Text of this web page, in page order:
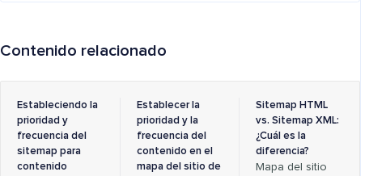
Contenido relacionado
Estableciendo la
prioridad y
frecuencia del
sitemap para
contenido
Establecer la
prioridad y la
frecuencia del
contenido en el
mapa del sitio de
Sitemap HTML
vs. Sitemap XML:
¿Cuál es la
diferencia?
Mapa del sitio